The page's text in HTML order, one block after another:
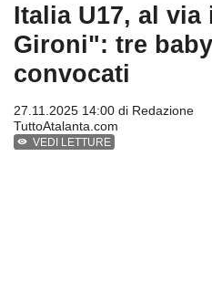
Italia U17, al
Gironi": tre
convocati
27.11.2025 14:00 di Redazione
TuttoAtalanta.com
VEDI LETTURE